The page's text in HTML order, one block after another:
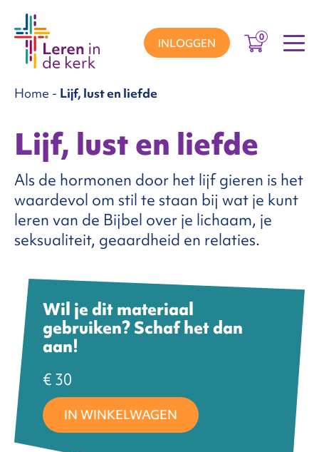
INLOGGEN 0
Home - Lijf, lust en liefde
Lijf, lust en liefde
Als de hormonen door het lijf gieren is het
waardevol om stil te staan bij wat je kunt
leren van de Bijbel over je lichaam, je
seksualiteit, geaardheid en relaties.
Wil je dit materiaal
gebruiken? Schaf het dan
aan!
€ 30
IN WINKELWAGEN